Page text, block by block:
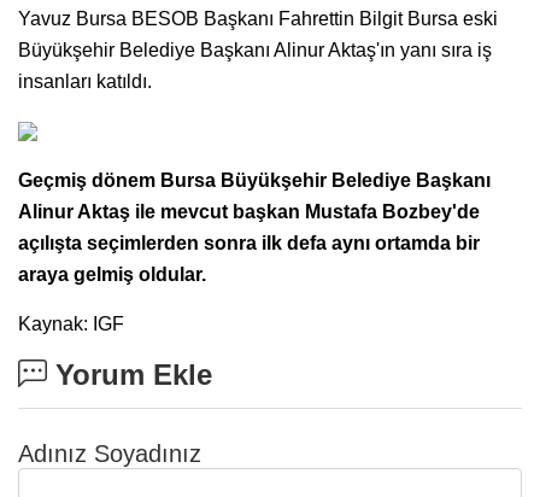
Yavuz Bursa BESOB Başkanı Fahrettin Bilgit Bursa eski
Büyükşehir Belediye Başkanı Alinur Aktaş'ın yanı sıra iş
insanları katıldı.
Geçmiş dönem Bursa Büyükşehir Belediye Başkanı
Alinur Aktaş ile mevcut başkan Mustafa Bozbey'de
açılışta seçimlerden sonra ilk defa aynı ortamda bir
araya gelmiş oldular.
Kaynak: IGF
Yorum Ekle
Adınız Soyadınız